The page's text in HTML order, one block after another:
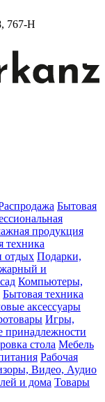
767-Н
Бытовая
продукция
техника
отдых Подарки,
и
Компьютеры,
Бытовая техника
аксессуары
Игры,
стола Мебель
Рабочая
Видео, Аудио
и дома Товары